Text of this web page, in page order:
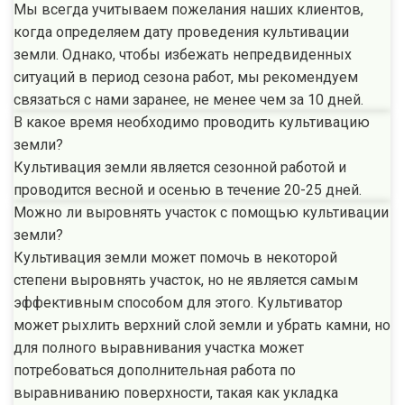
Мы всегда учитываем пожелания наших клиентов,
когда определяем дату проведения культивации
земли. Однако, чтобы избежать непредвиденных
ситуаций в период сезона работ, мы рекомендуем
связаться с нами заранее, не менее чем за 10 дней.
В какое время необходимо проводить культивацию
земли?
Культивация земли является сезонной работой и
проводится весной и осенью в течение 20-25 дней.
Можно ли выровнять участок с помощью культивации
земли?
Культивация земли может помочь в некоторой
степени выровнять участок, но не является самым
эффективным способом для этого. Культиватор
может рыхлить верхний слой земли и убрать камни, но
для полного выравнивания участка может
потребоваться дополнительная работа по
выравниванию поверхности, такая как укладка